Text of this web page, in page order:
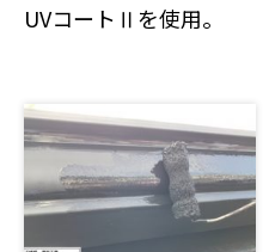
UVコートⅡを使用。